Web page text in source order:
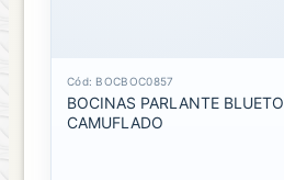
Cód: BOCBOC0857
BOCINAS PARLANTE
CAMUFLADO